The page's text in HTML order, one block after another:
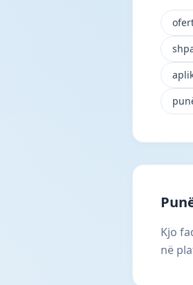
Kjo
në